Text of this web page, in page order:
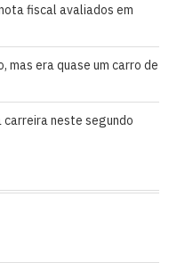
fiscal avaliados em
mas era quase um carro de
carreira neste segundo